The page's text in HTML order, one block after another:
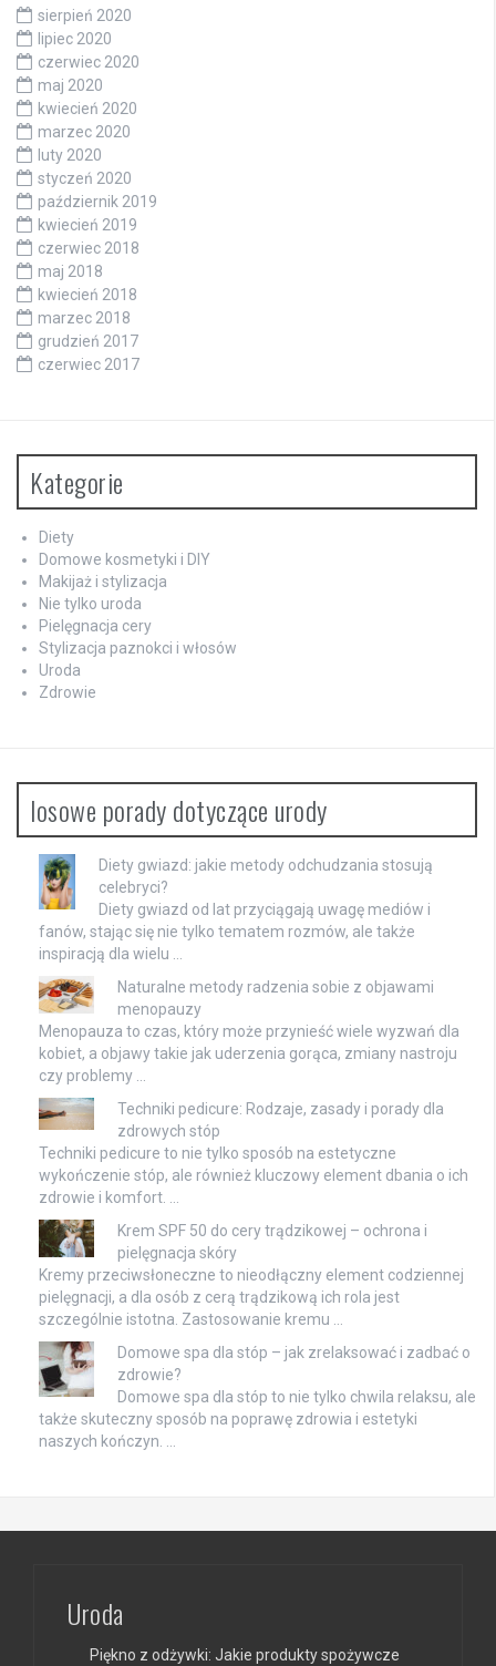
sierpień 2020
lipiec 2020
czerwiec 2020
maj 2020
kwiecień 2020
marzec 2020
luty 2020
styczeń 2020
październik 2019
kwiecień 2019
czerwiec 2018
maj 2018
kwiecień 2018
marzec 2018
grudzień 2017
czerwiec 2017
Kategorie
Diety
Domowe kosmetyki i DIY
Makijaż i stylizacja
Nie tylko uroda
Pielęgnacja cery
Stylizacja paznokci i włosów
Uroda
Zdrowie
losowe porady dotyczące urody
Diety gwiazd: jakie metody odchudzania stosują
celebryci?
Diety gwiazd od lat przyciągają uwagę mediów i
fanów, stając się nie tylko tematem rozmów, ale także
inspiracją dla wielu …
Naturalne metody radzenia sobie z objawami
menopauzy
Menopauza to czas, który może przynieść wiele wyzwań dla
kobiet, a objawy takie jak uderzenia gorąca, zmiany nastroju
czy problemy …
Techniki pedicure: Rodzaje, zasady i porady dla
zdrowych stóp
Techniki pedicure to nie tylko sposób na estetyczne
wykończenie stóp, ale również kluczowy element dbania o ich
zdrowie i komfort. …
Krem SPF 50 do cery trądzikowej – ochrona i
pielęgnacja skóry
Kremy przeciwsłoneczne to nieodłączny element codziennej
pielęgnacji, a dla osób z cerą trądzikową ich rola jest
szczególnie istotna. Zastosowanie kremu …
Domowe spa dla stóp – jak zrelaksować i zadbać o
zdrowie?
Domowe spa dla stóp to nie tylko chwila relaksu, ale
także skuteczny sposób na poprawę zdrowia i estetyki
naszych kończyn. …
Uroda
Piękno z odżywki: Jakie produkty spożywcze